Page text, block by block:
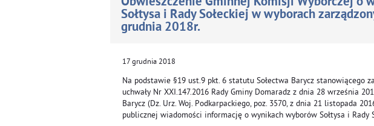
Sołtysa i Rady Sołeckiej w wyborach
grudnia 2018r.
17 grudnia 2018
Na podstawie §19 ust.9 pkt. 6 statutu Sołectwa Barycz stanowiącego
uchwały Nr XXI.147.2016 Rady Gminy Domaradz z dnia 28 września
Barycz (Dz. Urz. Woj. Podkarpackiego, poz. 3570, z dnia 21 listopada
publicznej wiadomości informację o wynikach wyborów Sołtysa i Rady